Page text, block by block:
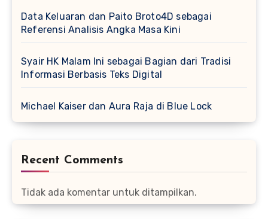
Data Keluaran dan Paito Broto4D sebagai
Referensi Analisis Angka Masa Kini
Syair HK Malam Ini sebagai Bagian dari Tradisi
Informasi Berbasis Teks Digital
Michael Kaiser dan Aura Raja di Blue Lock
Recent Comments
Tidak ada komentar untuk ditampilkan.